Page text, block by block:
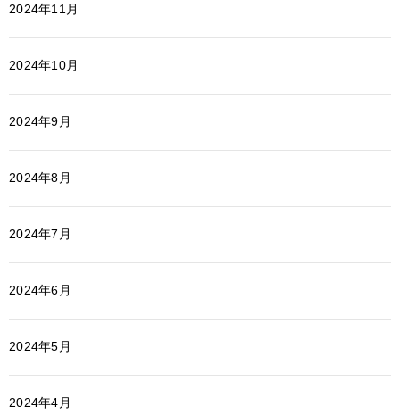
2024年11月
2024年10月
2024年9月
2024年8月
2024年7月
2024年6月
2024年5月
2024年4月